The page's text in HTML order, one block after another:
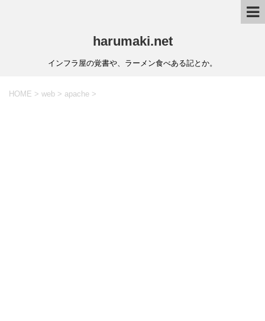
harumaki.net
インフラ屋の覚書や、ラーメン食べある記とか。
HOME > web > apache >